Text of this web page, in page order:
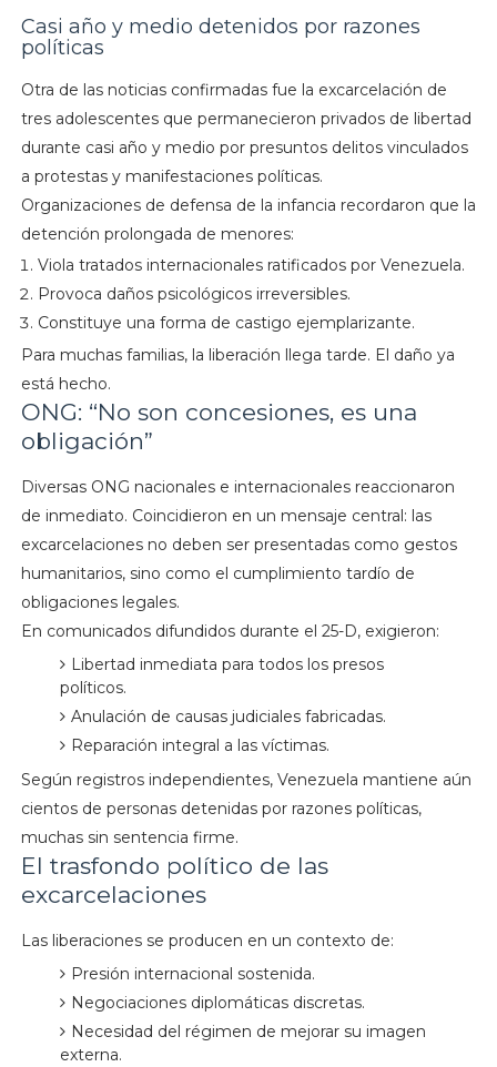
Casi año y medio detenidos por razones
políticas
Otra de las noticias confirmadas fue la excarcelación de
tres adolescentes que permanecieron privados de libertad
durante casi año y medio por presuntos delitos vinculados
a protestas y manifestaciones políticas.
Organizaciones de defensa de la infancia recordaron que la
detención prolongada de menores:
Viola tratados internacionales ratificados por Venezuela.
Provoca daños psicológicos irreversibles.
Constituye una forma de castigo ejemplarizante.
Para muchas familias, la liberación llega tarde. El daño ya
está hecho.
ONG: “No son concesiones, es una
obligación”
Diversas ONG nacionales e internacionales reaccionaron
de inmediato. Coincidieron en un mensaje central: las
excarcelaciones no deben ser presentadas como gestos
humanitarios, sino como el cumplimiento tardío de
obligaciones legales.
En comunicados difundidos durante el 25-D, exigieron:
Libertad inmediata para todos los presos
políticos.
Anulación de causas judiciales fabricadas.
Reparación integral a las víctimas.
Según registros independientes, Venezuela mantiene aún
cientos de personas detenidas por razones políticas,
muchas sin sentencia firme.
El trasfondo político de las
excarcelaciones
Las liberaciones se producen en un contexto de:
Presión internacional sostenida.
Negociaciones diplomáticas discretas.
Necesidad del régimen de mejorar su imagen
externa.